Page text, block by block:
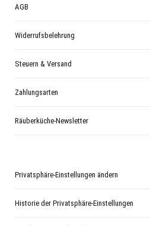
AGB
Widerrufsbelehrung
Steuern & Versand
Zahlungsarten
Räuberküche-Newsletter
Privatsphäre-Einstellungen ändern
Historie der Privatsphäre-Einstellungen